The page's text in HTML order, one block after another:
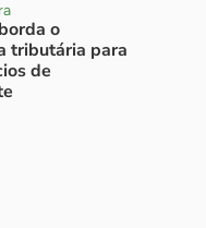
o
tributária para
de